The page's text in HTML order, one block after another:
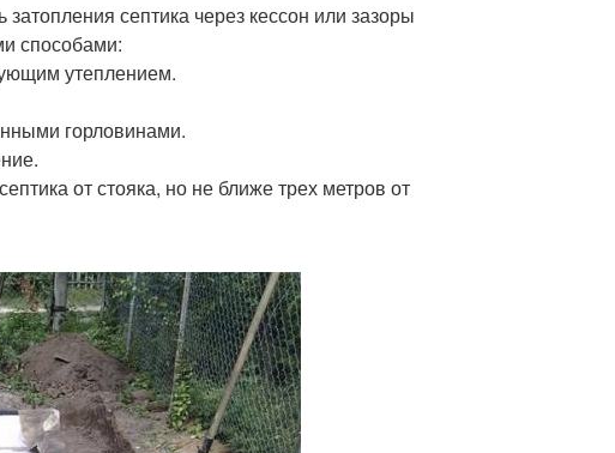
септика через кессон или зазоры
способами:
утеплением.
горловинами.
от стояка, но не ближе трех метров от